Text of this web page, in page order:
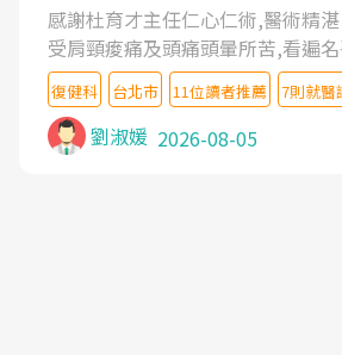
感謝杜育才主任仁心仁術,醫術精
受肩頸痠痛及頭痛頭暈所苦,看遍
檢查,也嘗試過西醫打針,中醫針灸
沒有用,後來連吃到嗎啡類止痛藥都
症狀,沒多久就痛起來,多年失眠嚴
台灣親友介紹忠孝醫院杜育才主任
復健科 台北市 11位讀者推薦 7則就醫
劉淑媛 2026-08-05